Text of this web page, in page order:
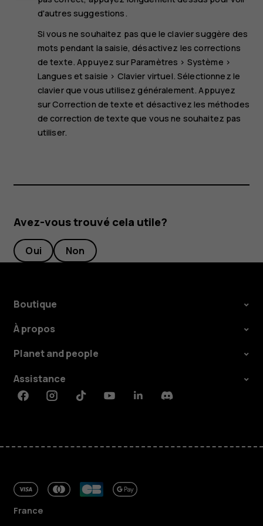
d'autres suggestions.
Si vous ne souhaitez pas que le clavier suggère des
mots pendant la saisie, désactivez les corrections
de texte. Appuyez surParamètres > Système >
Langues et saisie > Clavier virtuel. Sélectionnez le
clavier que vous utilisez généralement. Appuyez
surCorrection de texte et désactivez les méthodes
de correction de texte que vous ne souhaitez pas
utiliser.
Avez-vous trouvé cela utile?
Oui Non
Boutique
À propos
Planet and people
Assistance
FacebookInstagramTiktokYoutubeLinkedinDiscord
France